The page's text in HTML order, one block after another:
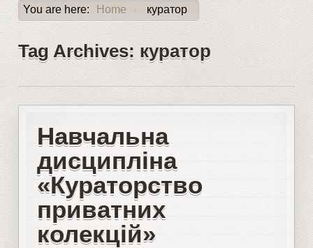
You are here: Home › куратор
Tag Archives: куратор
Навчальна
дисципліна
«Кураторство
приватних
колекцій»